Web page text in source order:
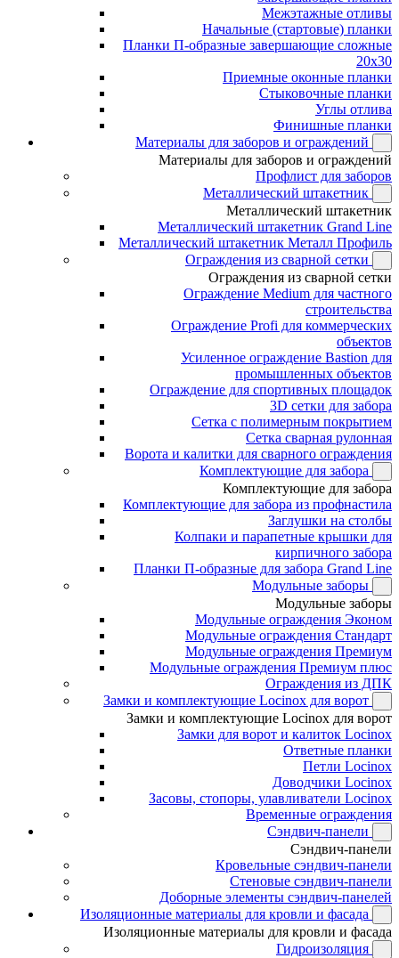
Межэтажные отливы
Начальные (стартовые) планки
Планки П-образные завершающие сложные
20x30
Приемные оконные планки
Стыковочные планки
Углы отлива
Финишные планки
Материалы для заборов и ограждений
Материалы для заборов и ограждений
Профлист для заборов
Металлический штакетник
Металлический штакетник
Металлический штакетник Grand Line
Металлический штакетник Металл Профиль
Ограждения из сварной сетки
Ограждения из сварной сетки
Ограждение Medium для частного
строительства
Ограждение Profi для коммерческих
объектов
Усиленное ограждение Bastion для
промышленных объектов
Ограждение для спортивных площадок
3D сетки для забора
Сетка с полимерным покрытием
Сетка сварная рулонная
Ворота и калитки для сварного ограждения
Комплектующие для забора
Комплектующие для забора
Комплектующие для забора из профнастила
Заглушки на столбы
Колпаки и парапетные крышки для
кирпичного забора
Планки П-образные для забора Grand Line
Модульные заборы
Модульные заборы
Модульные ограждения Эконом
Модульные ограждения Стандарт
Модульные ограждения Премиум
Модульные ограждения Премиум плюс
Ограждения из ДПК
Замки и комплектующие Locinox для ворот
Замки и комплектующие Locinox для ворот
Замки для ворот и калиток Locinox
Ответные планки
Петли Locinox
Доводчики Locinox
Засовы, стопоры, улавливатели Locinox
Временные ограждения
Сэндвич-панели
Сэндвич-панели
Кровельные сэндвич-панели
Стеновые сэндвич-панели
Доборные элементы сэндвич-панелей
Изоляционные материалы для кровли и фасада
Изоляционные материалы для кровли и фасада
Гидроизоляция